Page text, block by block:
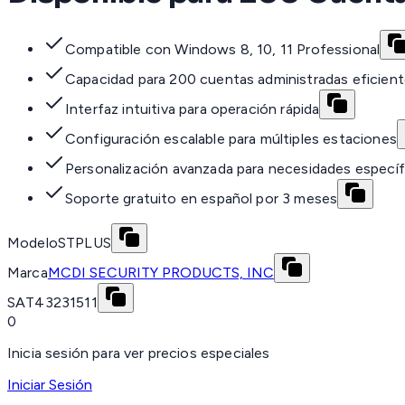
Compatible con Windows 8, 10, 11 Professional
Capacidad para 200 cuentas administradas
Interfaz intuitiva para operación rápida
Configuración escalable para múltiples estaciones
Personalización avanzada para necesidades
Soporte gratuito en español por 3 meses
ModeloSTPLUS
MarcaMCDI SECURITY PRODUCTS, INC
SAT43231511
0
Inicia sesión para ver precios especiales
Iniciar Sesión